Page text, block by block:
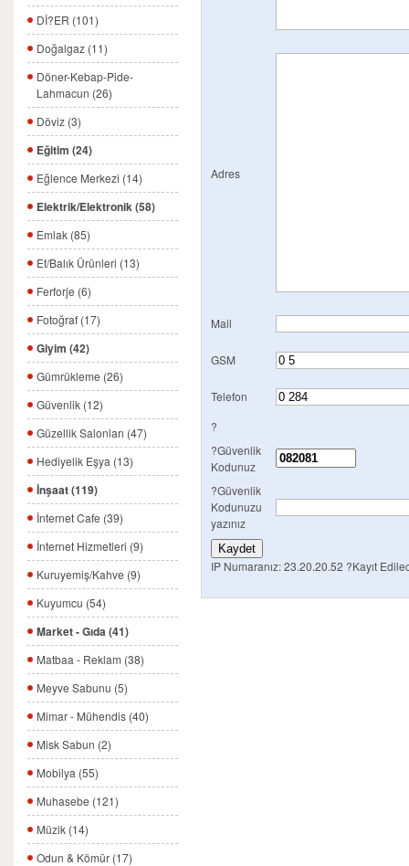
Dİ?ER (101)
Doğalgaz (11)
Döner-Kebap-Pide-
Lahmacun (26)
Döviz (3)
Eğitim (24)
Eğlence Merkezi (14)
Elektrik/Elektronik (58)
Emlak (85)
Et/Balık Ürünleri (13)
Ferforje (6)
Fotoğraf (17)
Giyim (42)
Gümrükleme (26)
Güvenlik (12)
Güzellik Salonları (47)
Hediyelik Eşya (13)
İnşaat (119)
İnternet Cafe (39)
İnternet Hizmetleri (9)
Kuruyemiş/Kahve (9)
Kuyumcu (54)
Market - Gıda (41)
Matbaa - Reklam (38)
Meyve Sabunu (5)
Mimar - Mühendis (40)
Misk Sabun (2)
Mobilya (55)
Muhasebe (121)
Müzik (14)
Odun & Kömür (17)
Adres
Mail
GSM
Telefon
?
?Güvenlik
Kodunuz
?Güvenlik
Kodunuzu
yazınız
IP Numaranız: 23.20.20.52 ?Kayıt